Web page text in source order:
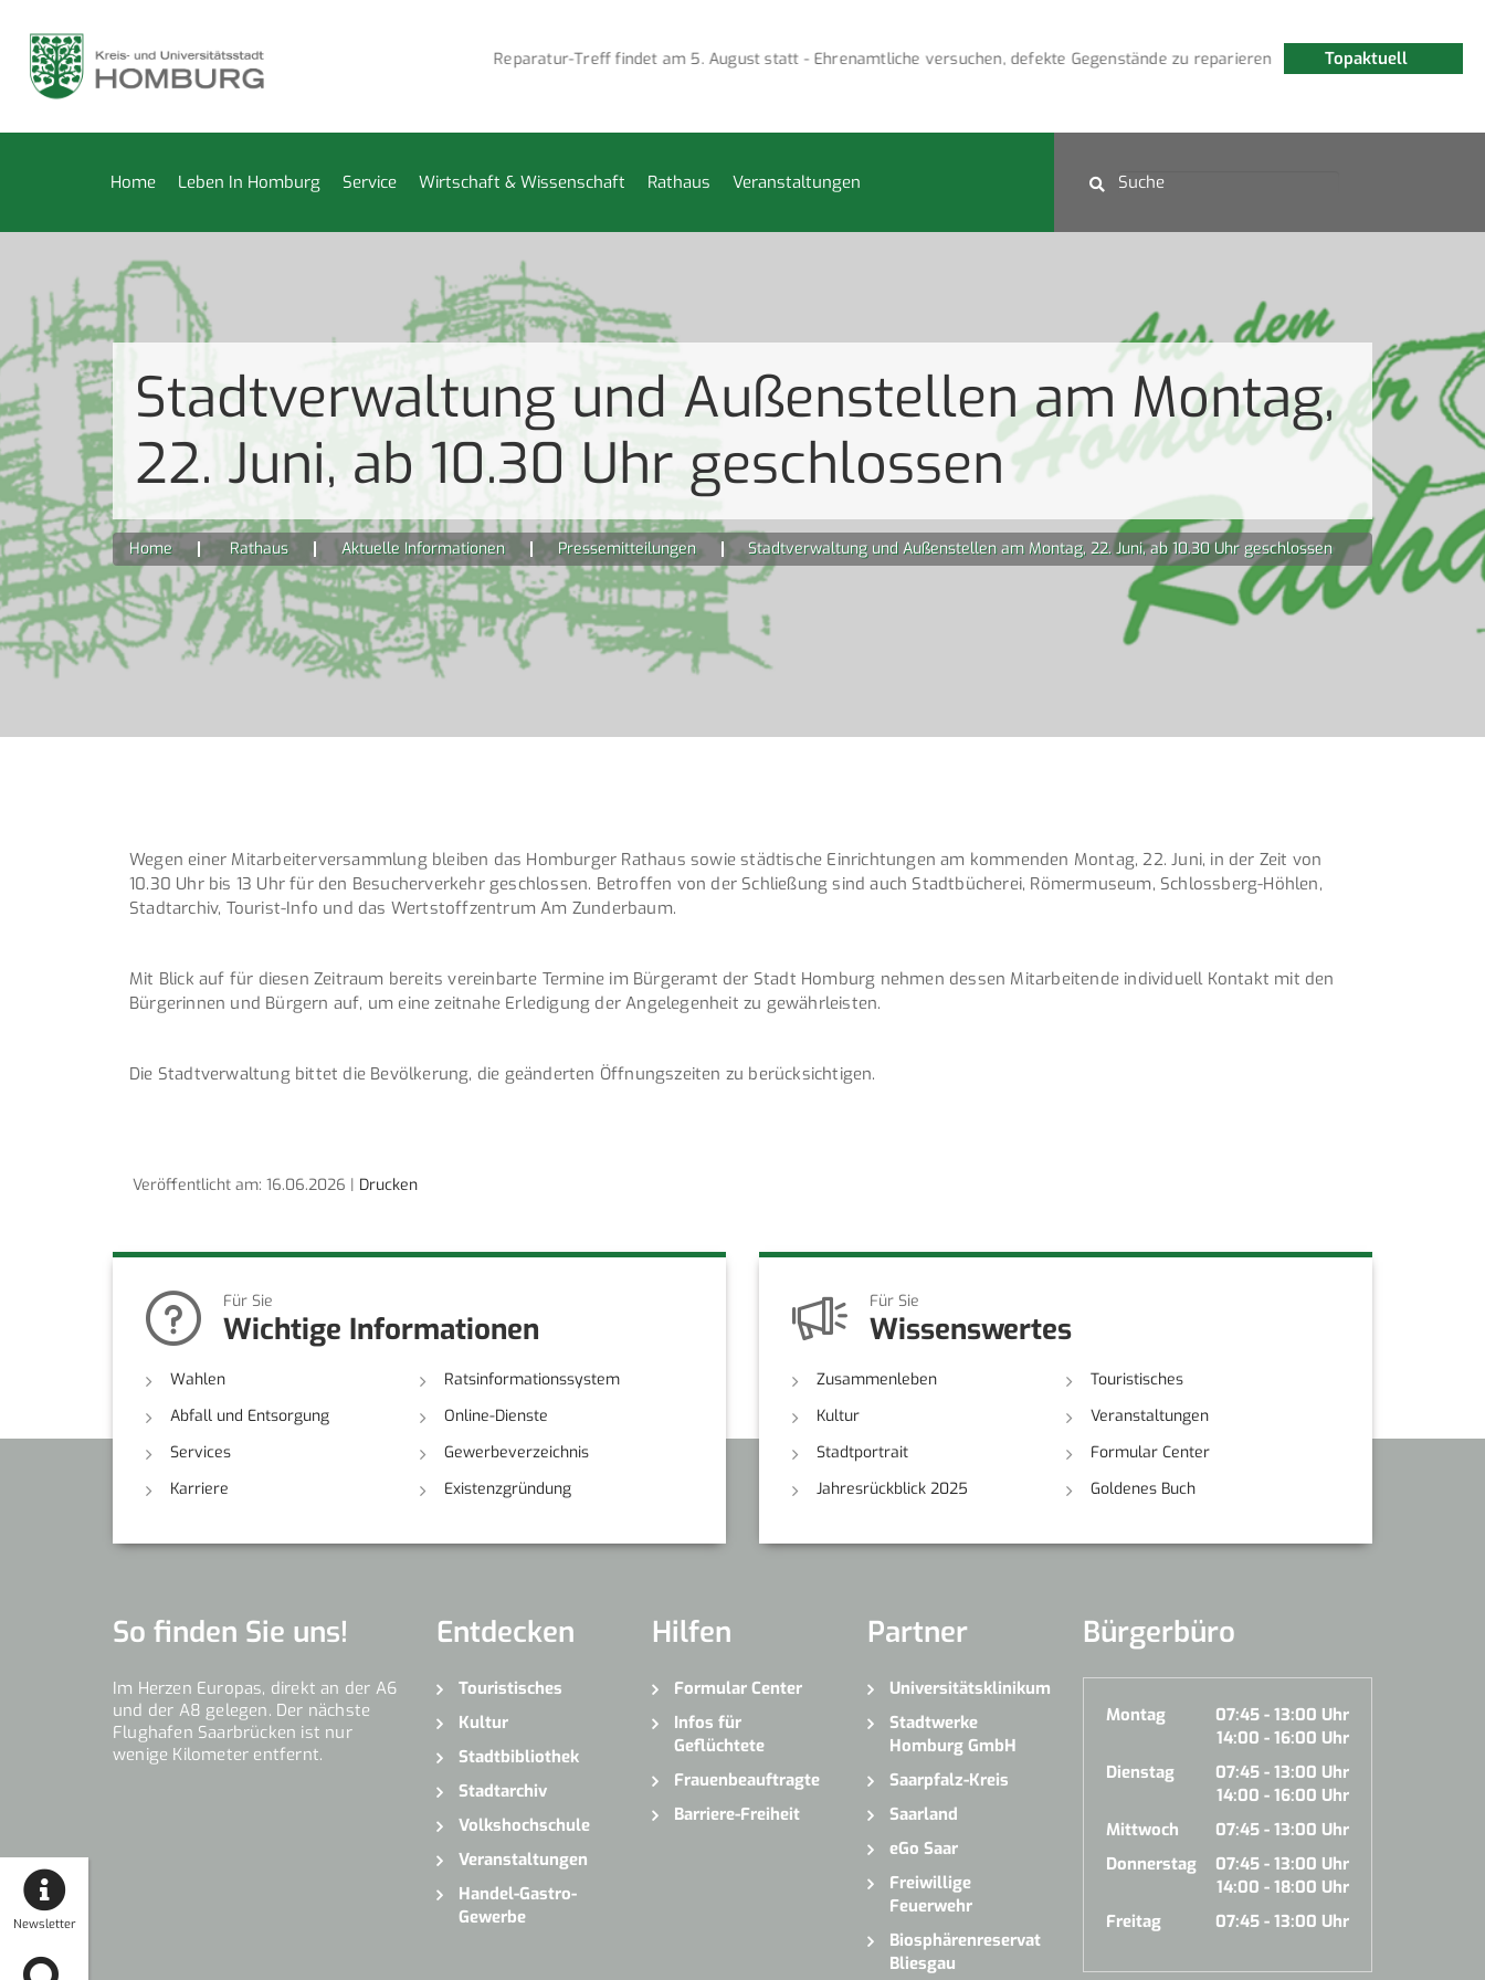
Newsletter
Topaktuell
vom 27. Juli bis 14. August geschlossen Reparatur-Treff findet am 5. August statt - Ehrenamtliche versuchen, defekte Gegenstände zu reparieren
Home Leben In Homburg Service Wirtschaft & Wissenschaft Rathaus Veranstaltungen
Stadtverwaltung und Außenstellen am Montag,
22. Juni, ab 10.30 Uhr geschlossen
Home Rathaus Aktuelle Informationen Pressemitteilungen Stadtverwaltung und Außenstellen am Montag, 22. Juni, ab 10.30 Uhr geschlossen
Wegen einer Mitarbeiterversammlung bleiben das Homburger Rathaus sowie städtische Einrichtungen am kommenden Montag, 22. Juni, in der Zeit von
10.30 Uhr bis 13 Uhr für den Besucherverkehr geschlossen. Betroffen von der Schließung sind auch Stadtbücherei, Römermuseum, Schlossberg-Höhlen,
Stadtarchiv, Tourist-Info und das Wertstoffzentrum Am Zunderbaum.
Mit Blick auf für diesen Zeitraum bereits vereinbarte Termine im Bürgeramt der Stadt Homburg nehmen dessen Mitarbeitende individuell Kontakt mit den
Bürgerinnen und Bürgern auf, um eine zeitnahe Erledigung der Angelegenheit zu gewährleisten.
Die Stadtverwaltung bittet die Bevölkerung, die geänderten Öffnungszeiten zu berücksichtigen.
Veröffentlicht am: 16.06.2026 | Drucken
Für Sie
Wichtige Informationen
Wahlen
Ratsinformationssystem
Abfall und Entsorgung
Online-Dienste
Services
Gewerbeverzeichnis
Karriere
Existenzgründung
Für Sie
Wissenswertes
Zusammenleben
Touristisches
Kultur
Veranstaltungen
Stadtportrait
Formular Center
Jahresrückblick 2025
Goldenes Buch
So finden Sie uns!
Im Herzen Europas, direkt an der A6
und der A8 gelegen. Der nächste
Flughafen Saarbrücken ist nur
wenige Kilometer entfernt.
Entdecken
Touristisches
Kultur
Stadtbibliothek
Stadtarchiv
Volkshochschule
Veranstaltungen
Handel-Gastro-
Gewerbe
Hilfen
Formular Center
Infos für
Geflüchtete
Frauenbeauftragte
Barriere-Freiheit
Partner
Universitätsklinikum
Stadtwerke
Homburg GmbH
Saarpfalz-Kreis
Saarland
eGo Saar
Freiwillige
Feuerwehr
Biosphärenreservat
Bliesgau
Bürgerbüro
Montag
07:45 - 13:00 Uhr
14:00 - 16:00 Uhr
Dienstag
07:45 - 13:00 Uhr
14:00 - 16:00 Uhr
Mittwoch
07:45 - 13:00 Uhr
Donnerstag
07:45 - 13:00 Uhr
14:00 - 18:00 Uhr
Freitag
07:45 - 13:00 Uhr